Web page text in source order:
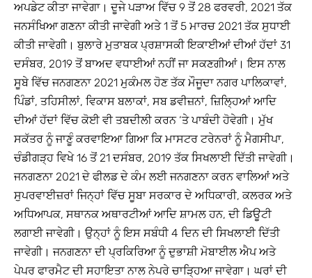
ਅਪਡੇਟ ਕੀਤਾ ਜਾਵੇਗਾ। ਦੂਜੇ ਪੜਾਅ ਵਿੱਚ 9 ਤੋਂ 28 ਫਰਵਰੀ, 2021 ਤੱਕ
ਜਨਸੰਖਿਆ ਗਣਨਾ ਕੀਤੀ ਜਾਵੇਗੀ ਅਤੇ 1 ਤੋਂ 5 ਮਾਰਚ 2021 ਤੱਕ ਸੁਧਾਈ
ਕੀਤੀ ਜਾਵੇਗੀ। ਬੁਲਾਰੇ ਮੁਤਾਬਕ ਪ੍ਰਸ਼ਾਸਕੀ ਇਕਾਈਆਂ ਦੀਆਂ ਹੱਦਾਂ 31
ਦਸੰਬਰ, 2019 ਤੋਂ ਬਾਅਦ ਵਧਾਈਆਂ ਨਹੀਂ ਜਾ ਸਕਣਗੀਆਂ। ਇਸ ਨਾਲ
ਸੂਬੇ ਵਿੱਚ ਜਨਗਣਨਾ 2021 ਮੁਕੰਮਲ ਹੋਣ ਤੱਕ ਮੌਜੂਦਾ ਨਗਰ ਪਾਲਿਕਾਵਾਂ,
ਪਿੰਡਾਂ, ਤਹਿਸੀਲਾਂ, ਵਿਕਾਸ ਬਲਾਕਾਂ, ਸਬ ਡਵੀਜ਼ਨਾਂ, ਜ਼ਿਲ੍ਹਿਆਂ ਆਦਿ
ਦੀਆਂ ਹੱਦਾਂ ਵਿੱਚ ਕੋਈ ਵੀ ਤਬਦੀਲੀ ਕਰਨ ‘ਤੇ ਪਾਬੰਦੀ ਹੋਵੇਗੀ। ਮੁੱਖ
ਸਕੱਤਰ ਨੂੰ ਜਾਣੂੰ ਕਰਵਾਇਆ ਗਿਆ ਕਿ ਮਾਸਟਰ ਟਰੇਨਰਾਂ ਨੂੰ ਮੈਗਸੀਪਾ,
ਚੰਡੀਗੜ੍ਹ ਵਿਖੇ 16 ਤੋਂ 21 ਦਸੰਬਰ, 2019 ਤੱਕ ਸਿਖਲਾਈ ਦਿੱਤੀ ਜਾਵੇਗੀ।
ਜਨਗਣਨਾ 2021 ਦੇ ਫੀਲਡ ਦੇ ਕੰਮ ਲਈ ਜਨਗਣਨਾ ਕਰਨ ਵਾਲਿਆਂ ਅਤੇ
ਸੁਪਰਵਾਈਜ਼ਰਾਂ ਜਿਨ੍ਹਾਂ ਵਿੱਚ ਸੂਬਾ ਸਰਕਾਰ ਦੇ ਅਧਿਕਾਰੀ, ਕਲਰਕ ਅਤੇ
ਅਧਿਆਪਕ, ਸਥਾਨਕ ਅਥਾਰਟੀਆਂ ਆਦਿ ਸ਼ਾਮਲ ਹਨ, ਦੀ ਡਿਊਟੀ
ਲਗਾਈ ਜਾਵੇਗੀ। ਉਨ੍ਹਾਂ ਨੂੰ ਇਸ ਸਬੰਧੀ 4 ਦਿਨ ਦੀ ਸਿਖਲਾਈ ਦਿੱਤੀ
ਜਾਵੇਗੀ। ਜਨਗਣਨਾ ਦੀ ਪ੍ਰਕਿਰਿਆ ਨੂੰ ਦੁਭਾਸ਼ੀ ਮੋਬਾਈਲ ਐਪ ਅਤੇ
ਪੇਪਰ ਫਾਰਮੈਟ ਦੀ ਸਹਾਇਤਾ ਨਾਲ ਨੇਪਰੇ ਚਾੜ੍ਹਿਆ ਜਾਵੇਗਾ। ਘਰਾਂ ਦੀ